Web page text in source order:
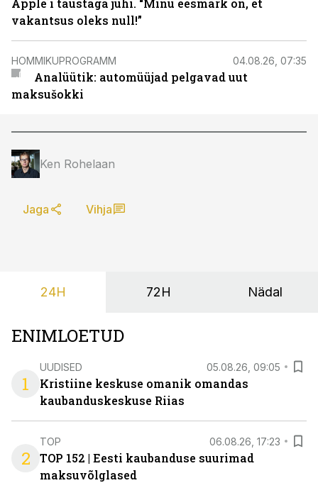
Apple´i taustaga juhi. “Minu eesmärk on, et
vakantsus oleks null!”
HOMMIKUPROGRAMM 04.08.26, 07:35
Analüütik: automüüjad pelgavad uut
maksušokki
Ken Rohelaan
Jaga Vihja
24H 72H Nädal
ENIMLOETUD
1
UUDISED 05.08.26, 09:05
Kristiine keskuse omanik omandas
kaubanduskeskuse Riias
2
TOP 06.08.26, 17:23
TOP 152 | Eesti kaubanduse suurimad
maksuvõlglased